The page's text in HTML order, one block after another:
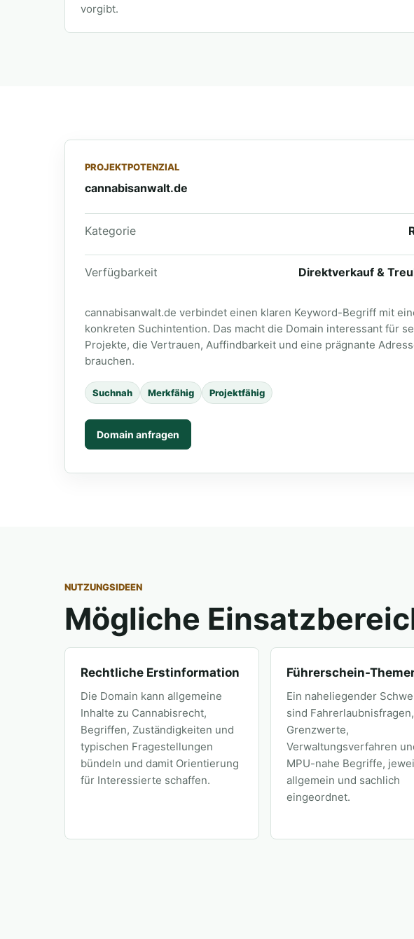
vorgibt.
PROJEKTPOTENZIAL
cannabisanwalt.de
Kategorie
Verfügbarkeit Direktverkauf &
cannabisanwalt.de verbindet einen klaren Keyword-Begriff mit
konkreten Suchintention. Das macht die Domain interessant für
Projekte, die Vertrauen, Auffindbarkeit und eine prägnante
brauchen.
Suchnah Merkfähig Projektfähig
Domain anfragen
NUTZUNGSIDEEN
Mögliche
Rechtliche Erstinformation
Die Domain kann allgemeine
Inhalte zu Cannabisrecht,
Begriffen, Zuständigkeiten und
typischen Fragestellungen
bündeln und damit Orientierung
für Interessierte schaffen.
Führerschein-
Ein naheliegender
sind Fahrerlaubnisfragen,
Grenzwerte,
Verwaltungsverfahren
MPU-nahe Begriffe,
allgemein und sachlich
eingeordnet.